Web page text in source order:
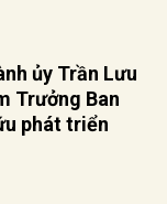
ủy Trần Lưu
Trưởng Ban
phát triển